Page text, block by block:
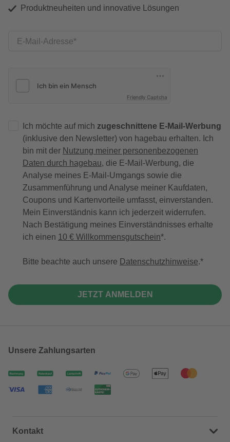
Produktneuheiten und innovative Lösungen
E-Mail-Adresse
Friendly Captcha
Ich möchte auf mich zugeschnittene E-Mail-Werbung
(inklusive den Newsletter) von hagebau erhalten. Ich
bin mit der Nutzung meiner personenbezogenen
Daten durch hagebau, die E-Mail-Werbung, die
Analyse meines E-Mail-Umgangs sowie die
Zusammenführung und Analyse meiner Kaufdaten,
Coupons und Kartenvorteile umfasst, einverstanden.
Mein Einverständnis kann ich jederzeit widerrufen.
Nach Bestätigung meines Einverständnisses erhalte
ich einen 10 € Willkommensgutschein*.
Bitte beachte auch unsere Datenschutzhinweise.
JETZT ANMELDEN
Unsere Zahlungsarten
Kontakt